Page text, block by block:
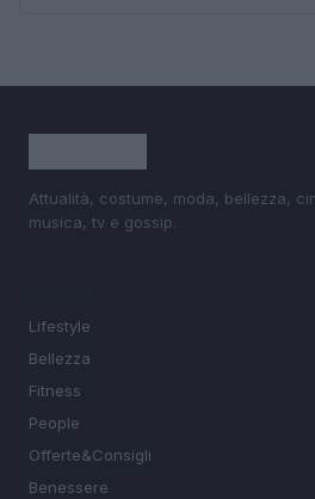
Attualità, costume, moda, bellezza,
musica, tv e gossip.
Lifestyle
Bellezza
Fitness
People
Offerte&Consigli
Benessere